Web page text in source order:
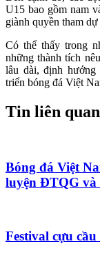
U15 bao gồm nam
giành quyền tham
Có thể thấy trong
những thành tích
lâu dài, định
triển bóng đá Việt
Tin liên quan
Bóng đá Việt
luyện ĐTQG và
Festival cựu